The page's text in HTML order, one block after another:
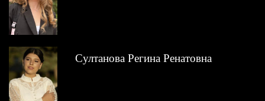
Султанова Регина Ренатовна